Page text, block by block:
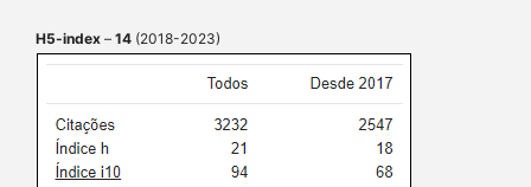
H5-index – 14 (2018-2023)